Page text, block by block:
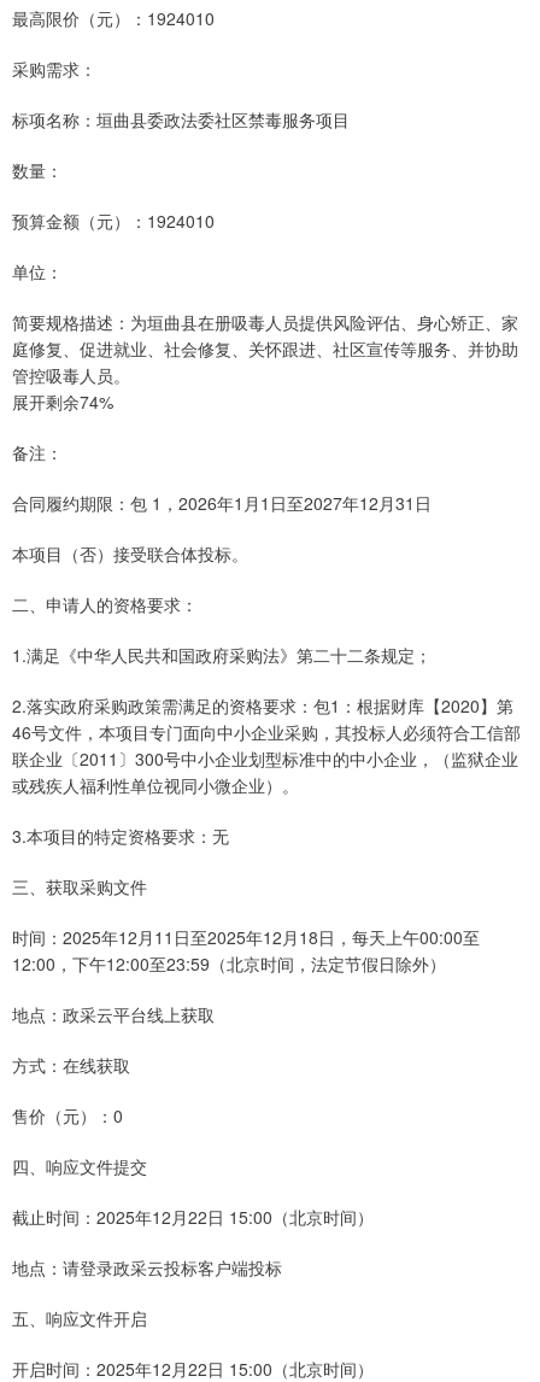
最高限价（元）：1924010
采购需求：
标项名称：垣曲县委政法委社区禁毒服务项目
数量：
预算金额（元）：1924010
单位：
简要规格描述：为垣曲县在册吸毒人员提供风险评估、身心矫正、家
庭修复、促进就业、社会修复、关怀跟进、社区宣传等服务、并协助
管控吸毒人员。
展开剩余74%
备注：
合同履约期限：包 1，2026年1月1日至2027年12月31日
本项目（否）接受联合体投标。
二、申请人的资格要求：
1.满足《中华人民共和国政府采购法》第二十二条规定；
2.落实政府采购政策需满足的资格要求：包1：根据财库【2020】第
46号文件，本项目专门面向中小企业采购，其投标人必须符合工信部
联企业〔2011〕300号中小企业划型标准中的中小企业，（监狱企业
或残疾人福利性单位视同小微企业）。
3.本项目的特定资格要求：无
三、获取采购文件
时间：2025年12月11日至2025年12月18日，每天上午00:00至
12:00，下午12:00至23:59（北京时间，法定节假日除外）
地点：政采云平台线上获取
方式：在线获取
售价（元）：0
四、响应文件提交
截止时间：2025年12月22日 15:00（北京时间）
地点：请登录政采云投标客户端投标
五、响应文件开启
开启时间：2025年12月22日 15:00（北京时间）